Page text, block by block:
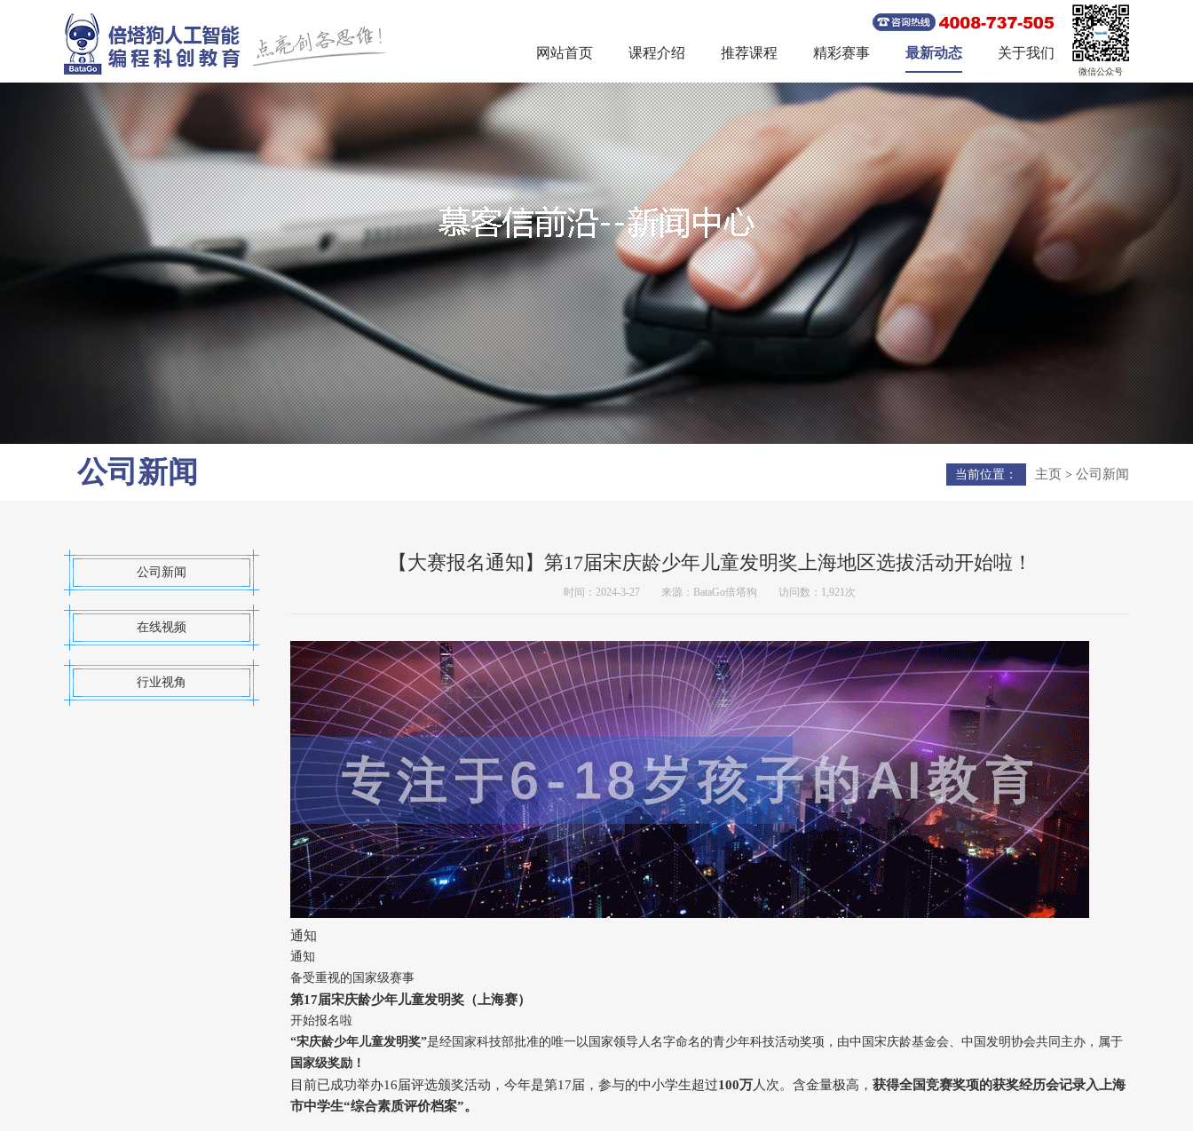
网站首页 课程介绍 推荐课程 精彩赛事 最新动态 关于我们
微信公众号
公司新闻 当前位置： 主页 > 公司新闻
公司新闻
在线视频
行业视角
【大赛报名通知】第17届宋庆龄少年儿童发明奖上海地区选拔活动开始啦！
时间：2024-3-27 来源：BataGo倍塔狗 访问数：1,921次
通知
通知
备受重视的国家级赛事
第17届宋庆龄少年儿童发明奖（上海赛）
开始报名啦
“宋庆龄少年儿童发明奖”是经国家科技部批准的唯一以国家领导人名字命名的青少年科技活动奖项，由中国宋庆龄基金会、中国发明协会共同主办，属于
国家级奖励！
目前已成功举办16届评选颁奖活动，今年是第17届，参与的中小学生超过100万人次。含金量极高， 获得全国竞赛奖项的获奖经历会记录入上海
市中学生“综合素质评价档案”。